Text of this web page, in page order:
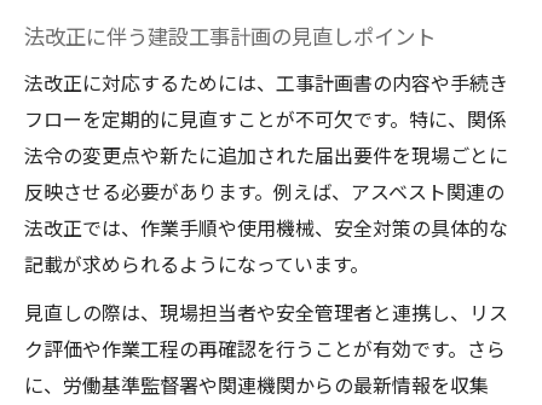
法改正に伴う建設工事計画の見直しポイント
法改正に対応するためには、工事計画書の内容や手続き
フローを定期的に見直すことが不可欠です。特に、関係
法令の変更点や新たに追加された届出要件を現場ごとに
反映させる必要があります。例えば、アスベスト関連の
法改正では、作業手順や使用機械、安全対策の具体的な
記載が求められるようになっています。
見直しの際は、現場担当者や安全管理者と連携し、リス
ク評価や作業工程の再確認を行うことが有効です。さら
に、労働基準監督署や関連機関からの最新情報を収集